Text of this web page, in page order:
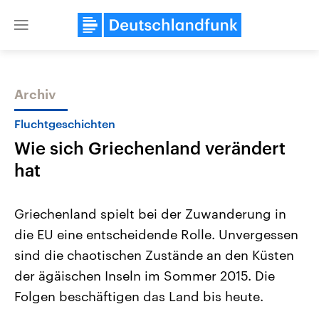
Close
Themen
Landtagswahl Sachsen-Anhalt
2026
Alle Informationen
Sachsen-Anhalt wählt am 6.
September 2026 einen neuen
Landtag. Seit 2021 wird das
USA
Aktuelle Beiträge,
Hintergründe
Wirtschaftlich und
gehören die Vereinigten
den mächtigsten Ländern
Archiv
Fluchtgeschichten
Wie sich Griechenland verändert
hat
Griechenland spielt bei der Zuwanderung in
die EU eine entscheidende Rolle. Unvergessen
sind die chaotischen Zustände an den Küsten
der ägäischen Inseln im Sommer 2015. Die
Folgen beschäftigen das Land bis heute.